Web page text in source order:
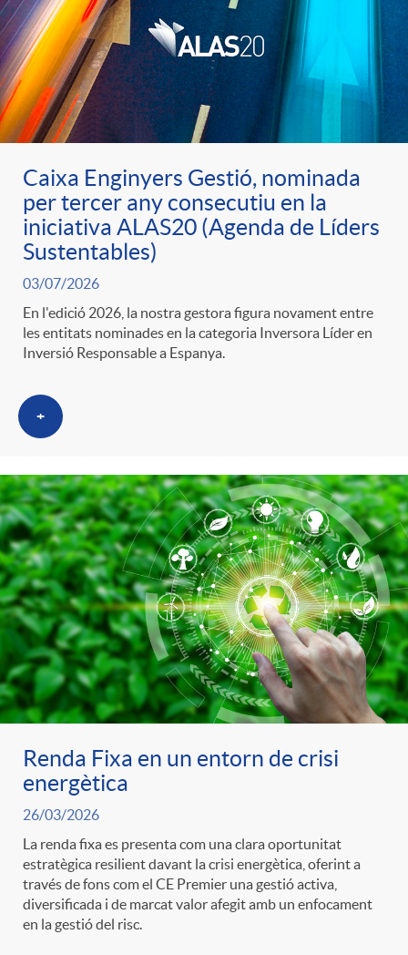
g
u
t
s
Caixa Enginyers Gestió, nominada
per tercer any consecutiu en la
iniciativa ALAS20 (Agenda de Líders
Sustentables)
03/07/2026
En l'edició 2026, la nostra gestora figura novament entre
les entitats nominades en la categoria Inversora Líder en
Inversió Responsable a Espanya.
+
Renda Fixa en un entorn de crisi
energètica
26/03/2026
La renda fixa es presenta com una clara oportunitat
estratègica resilient davant la crisi energètica, oferint a
través de fons com el CE Premier una gestió activa,
diversificada i de marcat valor afegit amb un enfocament
en la gestió del risc.